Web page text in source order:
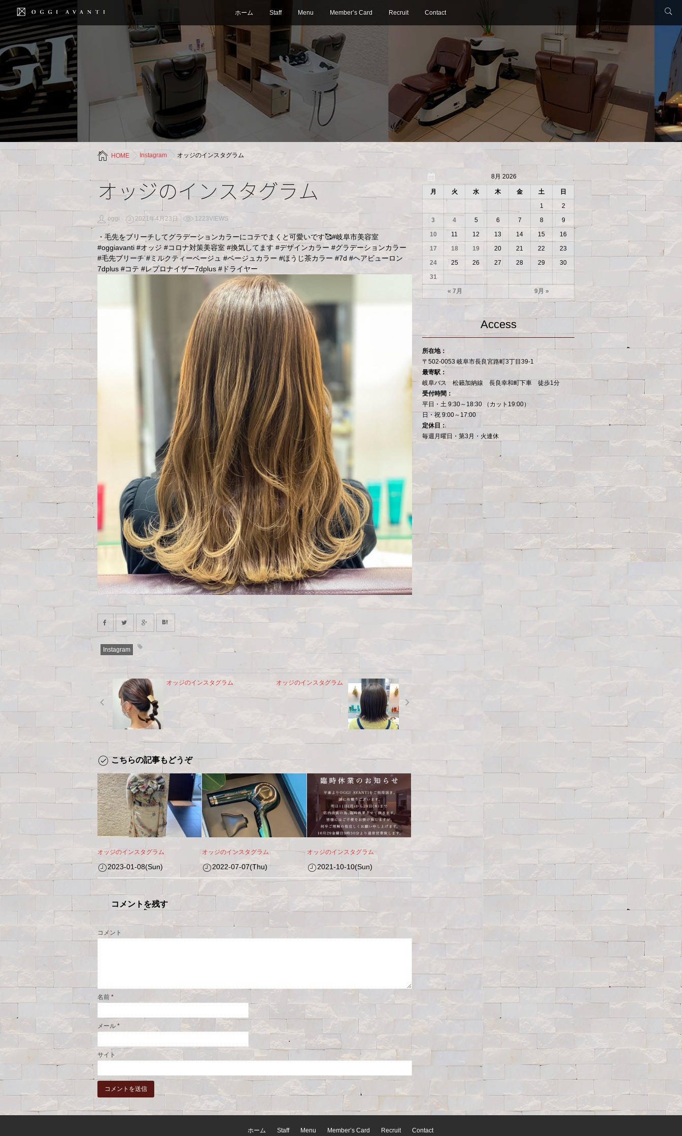
ホーム Staff Menu Member’s Card Recruit Contact
HOME Instagram オッジのインスタグラム
オッジのインスタグラム
oggi 2021年4月23日 1223VIEWS
・毛先をブリーチしてグラデーションカラーにコテでまくと可愛いです🥰#岐阜市美容室
#oggiavanti #オッジ #コロナ対策美容室 #換気してます #デザインカラー #グラデーションカラー
#毛先ブリーチ #ミルクティーベージュ #ベージュカラー #ほうじ茶カラー #7d #ヘアビューロン
7dplus #コテ #レプロナイザー7dplus #ドライヤー
Instagram
オッジのインスタグラム オッジのインスタグラム
こちらの記事もどうぞ
オッジのインスタグラム
2023-01-08(Sun)
オッジのインスタグラム
2022-07-07(Thu)
オッジのインスタグラム
2021-10-10(Sun)
コメントを残す
コメント
名前 *
メール *
サイト
8月 2026
月 火 水 木 金 土
日
1
2
3
4 5 6 7 8
9
10
11 12 13 14 15
16
17
18 19 20 21 22
23
24
25 26 27 28 29
30
31
« 7月
9月 »
Access
所在地：
〒502-0053 岐阜市長良宮路町3丁目39-1
最寄駅：
岐阜バス 松籟加納線 長良幸和町下車 徒歩1分
受付時間：
平日・土 9:30～18:30 （カット19:00）
日・祝 9:00～17:00
定休日：
毎週月曜日・第3月・火連休
ホーム Staff Menu Member’s Card Recruit Contact